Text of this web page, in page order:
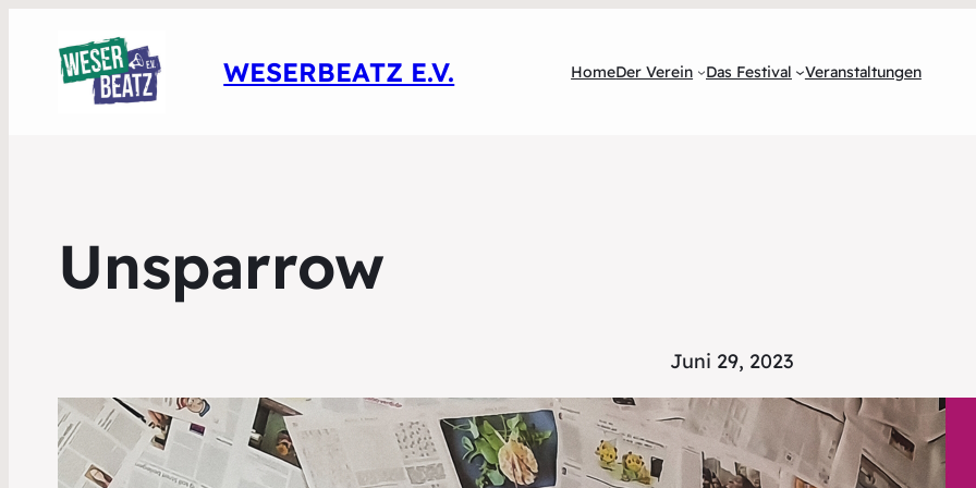
WESERBEATZ E.V. HomeDer Verein Das Festival Veranstaltungen
Unsparrow
Juni 29, 2023